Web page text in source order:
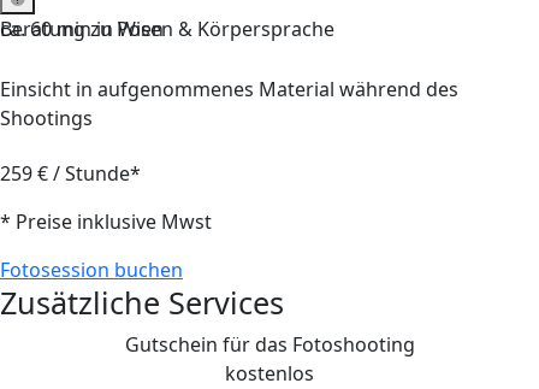
Beratung zu Posen & Körpersprache
ca.60min in Wien
Einsicht in aufgenommenes Material während des
Shootings
259 € / Stunde*
* Preise inklusive Mwst
Fotosession buchen
Zusätzliche Services
Gutschein für das Fotoshooting
kostenlos